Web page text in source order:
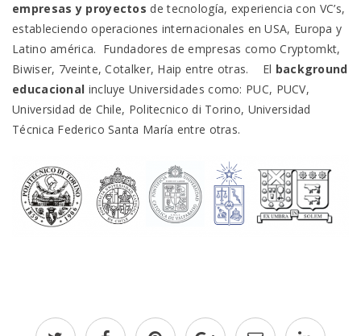
empresas y proyectos de tecnología, experiencia con VC’s,
estableciendo operaciones internacionales en USA, Europa y
Latino américa. Fundadores de empresas como Cryptomkt,
Biwiser, 7veinte, Cotalker, Haip entre otras. El background
educacional incluye Universidades como: PUC, PUCV,
Universidad de Chile, Politecnico di Torino, Universidad
Técnica Federico Santa María entre otras.